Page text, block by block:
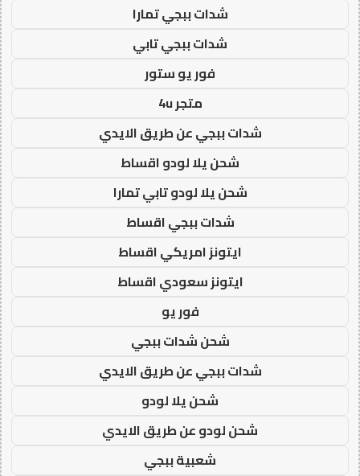
شدات ببجي تمارا
شدات ببجي تابي
فور يو ستور
متجر 4u
شدات ببجي عن طريق الايدي
شحن يلا لودو اقساط
شحن يلا لودو تابي تمارا
شدات ببجي اقساط
ايتونز امريكي اقساط
ايتونز سعودي اقساط
فور يو
شحن شدات ببجي
شدات ببجي عن طريق الايدي
شحن يلا لودو
شحن لودو عن طريق الايدي
شعبية ببجي